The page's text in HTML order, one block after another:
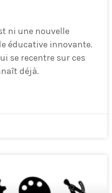
ni une nouvelle
éducative innovante.
se recentre sur ces
déjà.